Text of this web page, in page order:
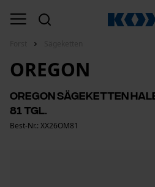
OREGON
Oregon Sägeketten
81 Tgl.
Best-Nr.: XX26OM81